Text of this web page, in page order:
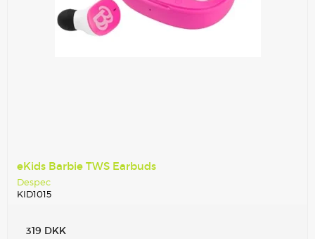
eKids Barbie TWS Earbuds
Despec
KID1015
319 DKK